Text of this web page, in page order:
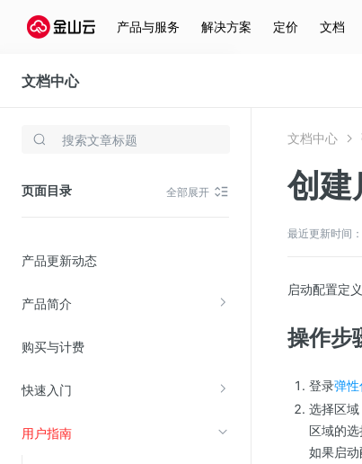
产品与服务 解决方案 定价 文档
文档中心
弹性伸缩(AS)
页面目录 全部展开
产品更新动态
产品简介
购买与计费
快速入门
用户指南
存储与云分发
云硬盘(EBS)
在线迁移服务
视频云服务
云直播(KLS)
文档中心
创建
最近更新时间
启动配置定
操作步
登录弹性
选择区域
区域的
如果启